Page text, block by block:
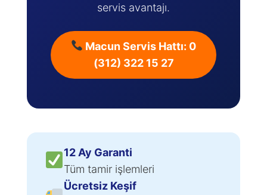
servis avantajı.
Macun Servis Hattı: 0
(312) 322 15 27
12 Ay Garanti
Tüm tamir işlemleri
Ücretsiz Keşif